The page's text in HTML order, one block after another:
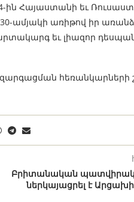
Հայաստանի եւ
ամյակի առիթով իր
եւ լիազոր դեսպան
զարգացման հեռանկարների
Բրիտանական
ներկայացրել է